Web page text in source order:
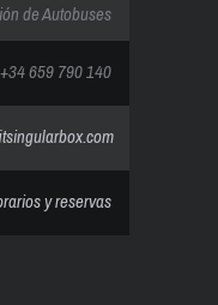
de Autobuses
+34 659 790 140
y reservas